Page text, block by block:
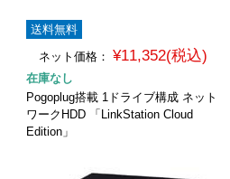
送料無料
ネット価格：
¥11,352(税込)
在庫なし
Pogoplug搭載 1ドライブ構成 ネット
ワークHDD 「LinkStation Cloud
Edition」